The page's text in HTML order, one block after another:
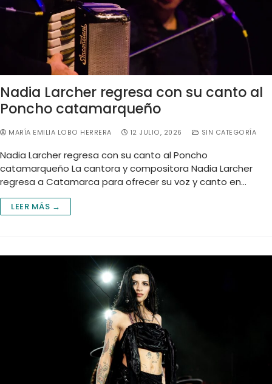
Nadia Larcher regresa con su canto al
Poncho catamarqueño
MARÍA EMILIA LOBO HERRERA 12 JULIO, 2026 SIN CATEGORÍA
Nadia Larcher regresa con su canto al Poncho
catamarqueño La cantora y compositora Nadia Larcher
regresa a Catamarca para ofrecer su voz y canto en…
LEER MÁS →